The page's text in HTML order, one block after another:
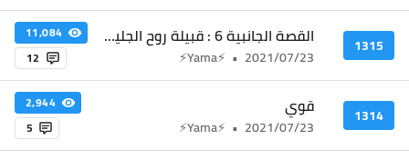
1315 القصة الجانبية 6 : قبيلة روح الجليد - لين دونغ يقاتل ثلاثة سياديين
2021/07/23
•
⚡Yama⚡
11,084
12
1314 قوي
2021/07/23
•
⚡Yama⚡
2,944
5